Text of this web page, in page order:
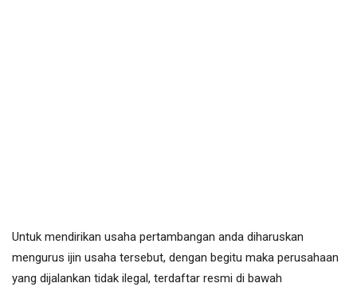
Untuk mendirikan usaha pertambangan anda diharuskan
mengurus ijin usaha tersebut, dengan begitu maka perusahaan
yang dijalankan tidak ilegal, terdaftar resmi di bawah